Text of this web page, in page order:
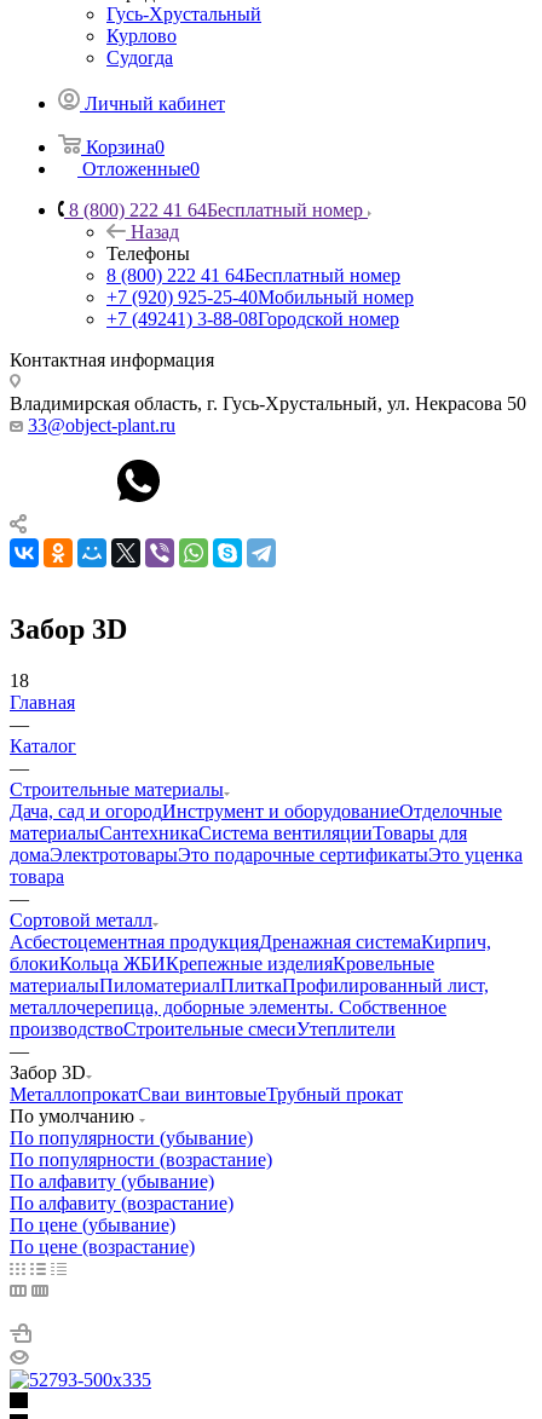
Гусь-Хрустальный
Курлово
Судогда
Личный кабинет
Корзина0
Отложенные0
8 (800) 222 41 64Бесплатный номер
Назад
Телефоны
8 (800) 222 41 64Бесплатный номер
+7 (920) 925-25-40Мобильный номер
+7 (49241) 3-88-08Городской номер
Контактная информация
Владимирская область, г. Гусь-Хрустальный, ул. Некрасова 50
33@object-plant.ru
Забор 3D
18
Главная
—
Каталог
—
Строительные материалы
Дача, сад и огородИнструмент и оборудованиеОтделочные
материалыСантехникаСистема вентиляцииТовары для
домаЭлектротоварыЭто подарочные сертификатыЭто уценка
товара
—
Сортовой металл
Асбестоцементная продукцияДренажная системаКирпич,
блокиКольца ЖБИКрепежные изделияКровельные
материалыПиломатериалПлиткаПрофилированный лист,
металлочерепица, доборные элементы. Собственное
производствоСтроительные смесиУтеплители
—
Забор 3D
МеталлопрокатСваи винтовыеТрубный прокат
По умолчанию
По популярности (убывание)
По популярности (возрастание)
По алфавиту (убывание)
По алфавиту (возрастание)
По цене (убывание)
По цене (возрастание)